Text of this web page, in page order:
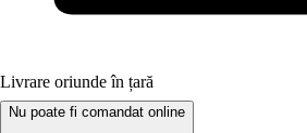
Livrare oriunde în țară
Nu poate fi comandat online